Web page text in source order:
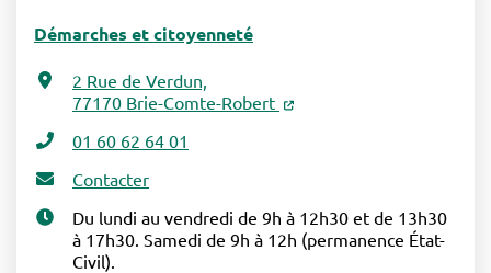
Démarches et citoyenneté
2 Rue de Verdun,
77170 Brie-Comte-Robert
01 60 62 64 01
Contacter
Du lundi au vendredi de 9h à 12h30 et de 13h30
à 17h30. Samedi de 9h à 12h (permanence État-
Civil).